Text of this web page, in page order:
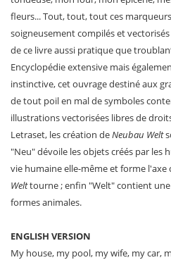
fleurs... Tout, tout, tout ces
soigneusement compilés et
de ce livre aussi pratique que
Encyclopédie extensive mais
instinctive, cet ouvrage destiné aux
de tout poil en mal de symboles
illustrations vectorisées libres de
Letraset, les création deNeubau Welt
"Neu" dévoile les objets créés par les
vie humaine elle-même et forme
Welttourne ; enfin "Welt" contient
formes animales.
ENGLISH VERSION
My house, my pool, my wife, my car,